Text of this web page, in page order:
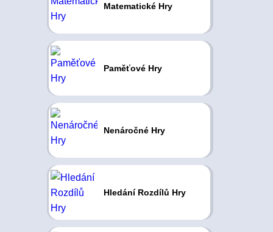
Matematické Hry
Paměťové Hry
Nenáročné Hry
Hledání Rozdílů Hry